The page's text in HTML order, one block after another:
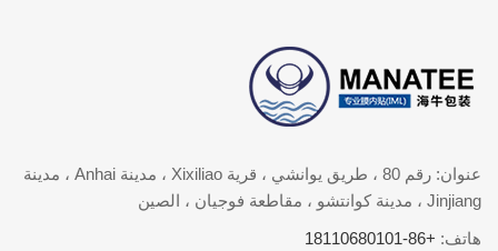
عنوان: رقم 80 ، طريق يوانشي ، قرية Xixiliao ، مدينة Anhai ، مدينة
Jinjiang ، مدينة كوانتشو ، مقاطعة فوجيان ، الصين
هاتف: +86-18110680101